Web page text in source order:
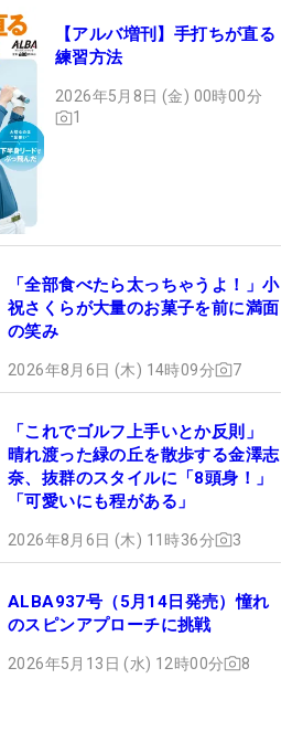
【アルバ増刊】手打ちが直る
練習方法
2026年5月8日 (金) 00時00分
1
「全部食べたら太っちゃうよ！」小
祝さくらが大量のお菓子を前に満面
の笑み
2026年8月6日 (木) 14時09分 7
「これでゴルフ上手いとか反則」
晴れ渡った緑の丘を散歩する金澤志
奈、抜群のスタイルに「8頭身！」
「可愛いにも程がある」
2026年8月6日 (木) 11時36分 3
ALBA937号（5月14日発売）憧れ
のスピンアプローチに挑戦
2026年5月13日 (水) 12時00分 8